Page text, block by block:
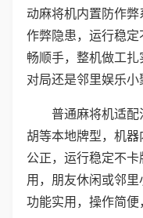
动麻将机内置防作
作弊隐患，运行稳
畅顺手，整机做工
对局还是邻里娱乐小
普通麻将机适
胡等本地牌型，机
公正，运行稳定不
用，朋友休闲或邻
功能实用，操作简便